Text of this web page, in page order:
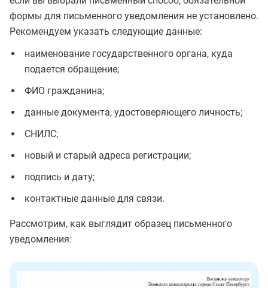
формы для письменного уведомления не установлено.
Рекомендуем указать следующие данные:
наименование государственного органа, куда
подается обращение;
ФИО гражданина;
данные документа, удостоверяющего личность;
СНИЛС;
новый и старый адреса регистрации;
подпись и дату;
контактные данные для связи.
Рассмотрим, как выглядит образец письменного
уведомления: